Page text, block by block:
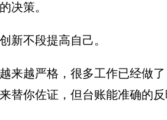
决策。
新不段提高自己。
来越严格，很多工作已经做了
替你佐证，但台账能准确的